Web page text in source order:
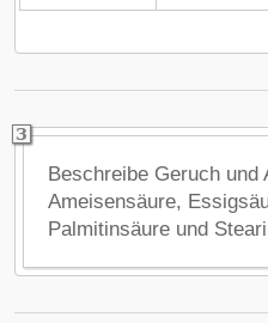
Beschreibe Geruch und
Ameisensäure,
Palmitinsäure und